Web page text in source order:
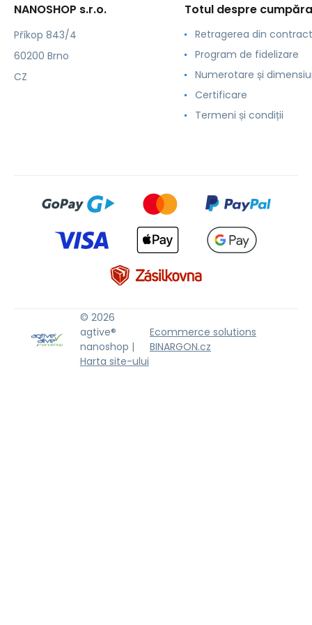
NANOSHOP s.r.o.
Příkop 843/4
60200 Brno
CZ
Totul despre
Retragerea din contract
Program de fidelizare
Numerotare și
Certificare
Termeni și condiții
© 2026
agtive®
nanoshop |
Harta site-ului
Ecommerce solutions
BINARGON.cz